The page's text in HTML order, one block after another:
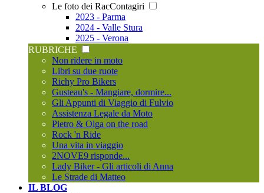
Le foto dei RacContagiri
2023 - Parma
2024 - Valle Stura
2025 - Verona
RUBRICHE
Non ridere in moto
Libri su due ruote
Richy Pro Bikers
Gusteau's - Mangiare, dormire...
Gli Appunti di Viaggio di Fulvio
Assistenza Legale da Moto
Pietro & Olga on the road
Rock 'n Ride
Una vita in viaggio
2NOVE9 risponde...
Lady Biker - Gli articoli di Anna
Le Strade di Matteo
IL BLOG